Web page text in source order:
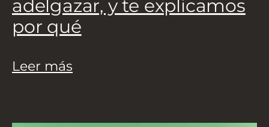
adelgazar, y te explicamos
por qué
Leer más